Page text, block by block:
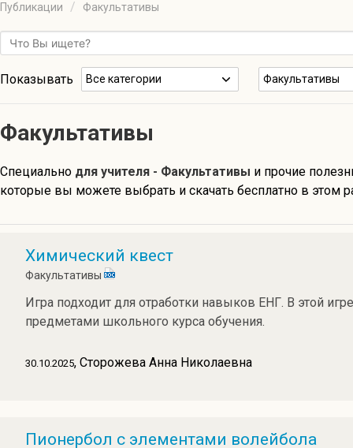
Публикации Факультативы
Показывать Все категории Факультативы
Факультативы
Специально для учителя - Факультативы и прочие
которые вы можете выбрать и скачать бесплатно в этом
Химический квест
Факультативы
Игра подходит для отработки навыков ЕНГ. В этой
предметами школьного курса обучения.
30.10.2025, Сторожева Анна Николаевна
Пионербол с элементами волейбола